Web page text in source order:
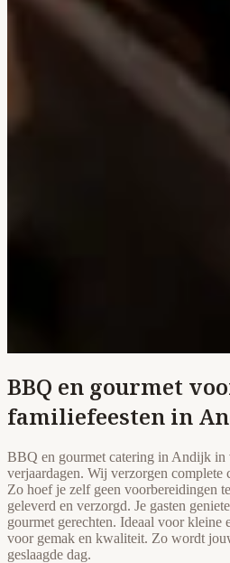
BBQ en gourmet
familiefeesten in
BBQ en gourmet catering in Andijk in
verjaardagen. Wij verzorgen complete
Zo hoef je zelf geen voorbereidingen
geleverd en verzorgd. Je gasten
gourmet gerechten. Ideaal voor kleine
voor gemak en kwaliteit. Zo wordt
geslaagde dag.